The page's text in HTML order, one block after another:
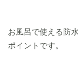
お風呂で使える防
ポイントです。